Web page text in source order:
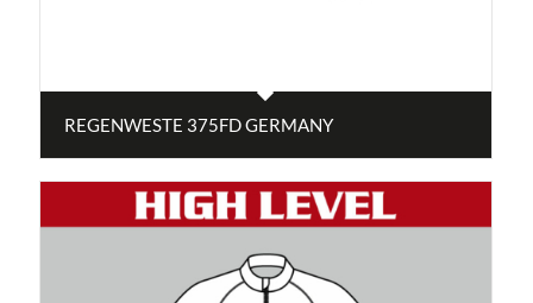
REGENWESTE 375FD GERMANY